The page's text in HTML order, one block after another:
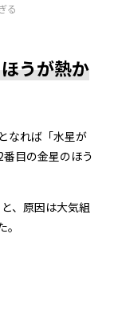
る
うが熱か
なれば「水星が
目の金星のほう
、原因は大気組